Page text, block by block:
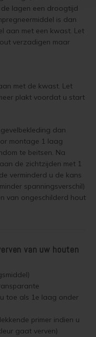
lagen een droogtijd
is dan
aan met een kwast. Let
verzadigen maar
met de kwast. Let
plakt voordat u start
dan
montage 1 laag
te beitsen. Na
de zichtzijden met 1
verminderd u de kans
spanningsverschil)
van ongeschilderd hout
van uw houten
toe als 1e laag onder
primer indien u
gaat verven)